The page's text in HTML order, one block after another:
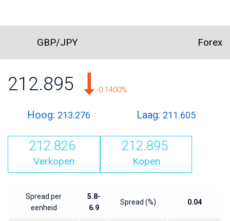
GBP/JPY Forex
212.895 -0.1400%
Hoog: 213.276 Laag: 211.605
212.826
Verkopen
212.895
Kopen
Spread per
eenheid
5.8-
6.9
Spread (%) 0.04